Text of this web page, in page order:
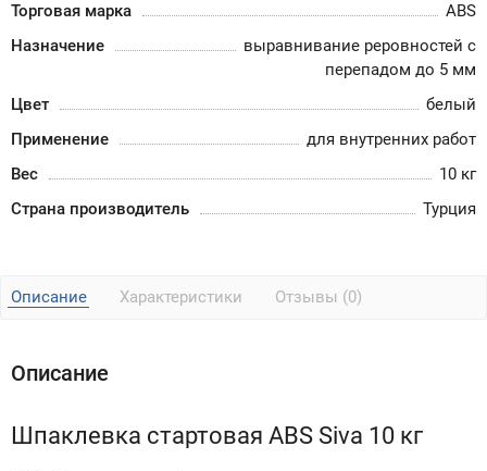
Торговая марка
ABS
Назначение
выравнивание реровностей с
перепадом до 5 мм
Цвет
белый
Применение
для внутренних работ
Вес
10 кг
Страна производитель
Турция
Описание Характеристики Отзывы (0)
Описание
Шпаклевка стартовая ABS Siva 10 кг